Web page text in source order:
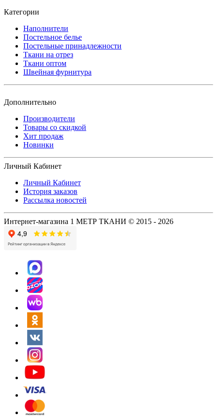
Категории
Наполнители
Постельное белье
Постельные принадлежности
Ткани на отрез
Ткани оптом
Швейная фурнитура
Дополнительно
Производители
Товары со скидкой
Хит продаж
Новинки
Личный Кабинет
Личный Кабинет
История заказов
Рассылка новостей
Интернет-магазина 1 МЕТР ТКАНИ © 2015 - 2026